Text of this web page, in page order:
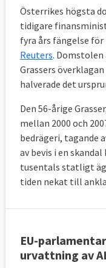
Österrikes högsta
tidigare
fyra års fängelse
Reuters. Domstolen
Grassers
halverade det
Den 56-årige
mellan 2000 och
bedrägeri, tagande
av bevis i en
tusentals statligt
tiden nekat till
EU-
urvattning av